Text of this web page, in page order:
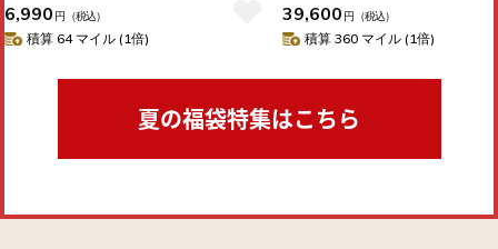
6,990 円 （税込）
積算 64 マイル (1倍)
39,600 円 （税込）
積算 360 マイル (1倍)
夏の福袋特集はこちら